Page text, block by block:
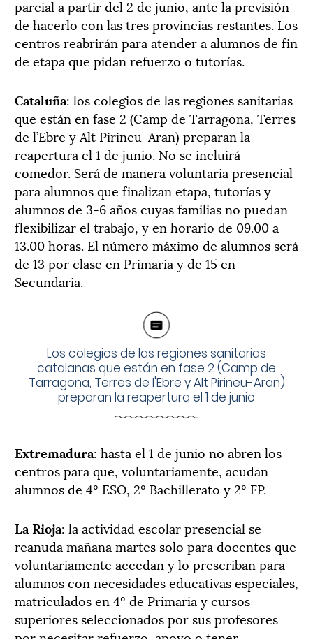
parcial a partir del 2 de junio, ante la previsión
de hacerlo con las tres provincias restantes. Los
centros reabrirán para atender a alumnos de fin
de etapa que pidan refuerzo o tutorías.
Cataluña: los colegios de las regiones sanitarias
que están en fase 2 (Camp de Tarragona, Terres
de l’Ebre y Alt Pirineu-Aran) preparan la
reapertura el 1 de junio. No se incluirá
comedor. Será de manera voluntaria presencial
para alumnos que finalizan etapa, tutorías y
alumnos de 3-6 años cuyas familias no puedan
flexibilizar el trabajo, y en horario de 09.00 a
13.00 horas. El número máximo de alumnos será
de 13 por clase en Primaria y de 15 en
Secundaria.
Los colegios de las regiones sanitarias
catalanas que están en fase 2 (Camp de
Tarragona, Terres de l'Ebre y Alt Pirineu-Aran)
preparan la reapertura el 1 de junio
Extremadura: hasta el 1 de junio no abren los
centros para que, voluntariamente, acudan
alumnos de 4º ESO, 2º Bachillerato y 2º FP.
La Rioja: la actividad escolar presencial se
reanuda mañana martes solo para docentes que
voluntariamente accedan y lo prescriban para
alumnos con necesidades educativas especiales,
matriculados en 4º de Primaria y cursos
superiores seleccionados por sus profesores